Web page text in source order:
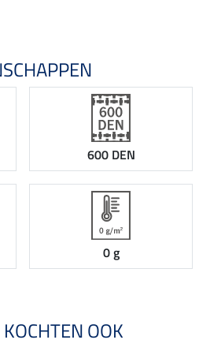
600 DEN
0 g
OOK